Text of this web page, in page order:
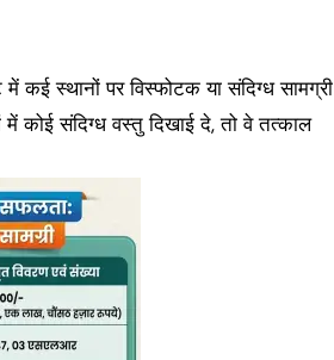
स्थानों पर विस्फोटक या संदिग्ध सामग्री
में कोई संदिग्ध वस्तु दिखाई दे, तो वे तत्काल